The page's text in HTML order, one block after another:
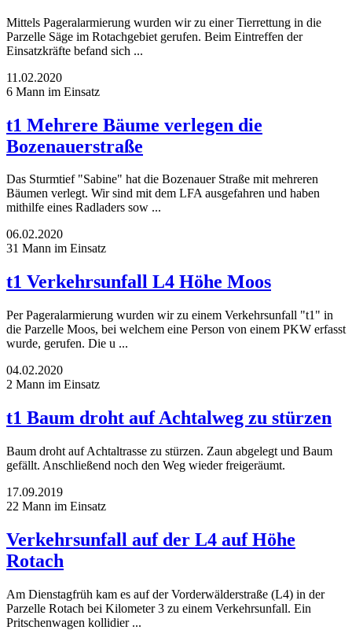
Mittels Pageralarmierung wurden wir zu einer Tierrettung in die
Parzelle Säge im Rotachgebiet gerufen. Beim Eintreffen der
Einsatzkräfte befand sich ...
11.02.2020
6 Mann im Einsatz
t1 Mehrere Bäume verlegen die
Bozenauerstraße
Das Sturmtief "Sabine" hat die Bozenauer Straße mit mehreren
Bäumen verlegt. Wir sind mit dem LFA ausgefahren und haben
mithilfe eines Radladers sow ...
06.02.2020
31 Mann im Einsatz
t1 Verkehrsunfall L4 Höhe Moos
Per Pageralarmierung wurden wir zu einem Verkehrsunfall "t1" in
die Parzelle Moos, bei welchem eine Person von einem PKW erfasst
wurde, gerufen. Die u ...
04.02.2020
2 Mann im Einsatz
t1 Baum droht auf Achtalweg zu stürzen
Baum droht auf Achtaltrasse zu stürzen. Zaun abgelegt und Baum
gefällt. Anschließend noch den Weg wieder freigeräumt.
17.09.2019
22 Mann im Einsatz
Verkehrsunfall auf der L4 auf Höhe
Rotach
Am Dienstagfrüh kam es auf der Vorderwälderstraße (L4) in der
Parzelle Rotach bei Kilometer 3 zu einem Verkehrsunfall. Ein
Pritschenwagen kollidier ...